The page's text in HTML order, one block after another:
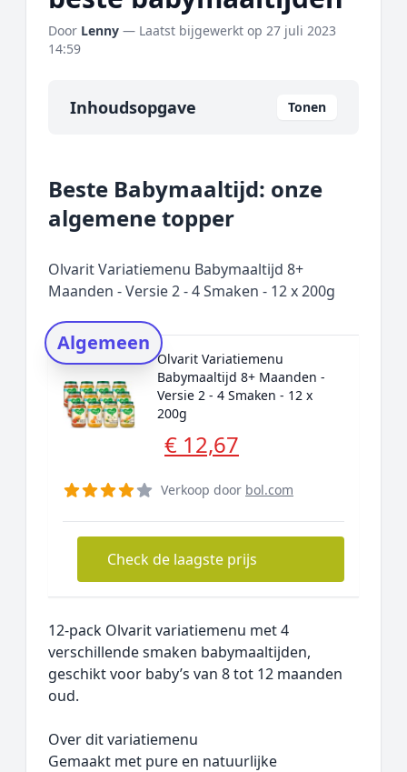
Door Lenny — Laatst bijgewerkt op 27 juli 2023
14:59
Inhoudsopgave Tonen
Onze algemene topper
Prijs topper
Rating topper
Alternatieven
Prijsniveaus
Beste Babymaaltijd: onze
algemene topper
Olvarit Variatiemenu Babymaaltijd 8+
Maanden - Versie 2 - 4 Smaken - 12 x 200g
Algemeen
Olvarit Variatiemenu
Babymaaltijd 8+ Maanden -
Versie 2 - 4 Smaken - 12 x
200g
€ 12,67
Verkoop door bol.com
Check de laagste prijs
12-pack Olvarit variatiemenu met 4
verschillende smaken babymaaltijden,
geschikt voor baby’s van 8 tot 12 maanden
oud.
Over dit variatiemenu
Gemaakt met pure en natuurlijke